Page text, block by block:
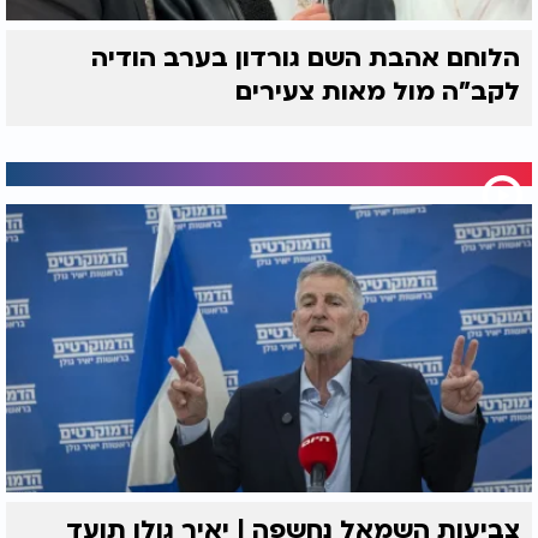
הלוחם אהבת השם גורדון בערב הודיה
לקב"ה מול מאות צעירים
צביעות השמאל נחשפה | יאיר גולן תועד